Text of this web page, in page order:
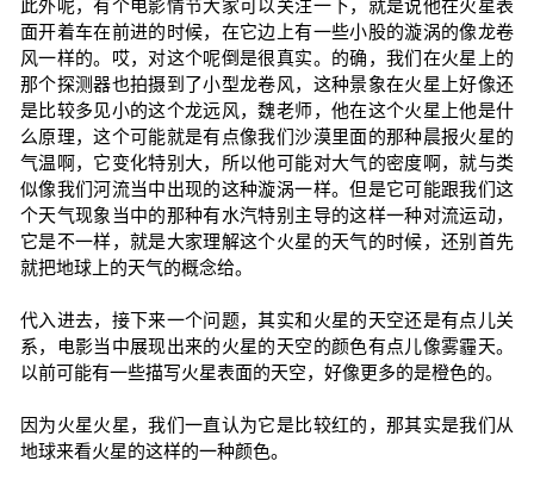
此外呢，有个电影情节大家可以关注一下，就是说他在火星表
面开着车在前进的时候，在它边上有一些小股的漩涡的像龙卷
风一样的。哎，对这个呢倒是很真实。的确，我们在火星上的
那个探测器也拍摄到了小型龙卷风，这种景象在火星上好像还
是比较多见小的这个龙远风，魏老师，他在这个火星上他是什
么原理，这个可能就是有点像我们沙漠里面的那种晨报火星的
气温啊，它变化特别大，所以他可能对大气的密度啊，就与类
似像我们河流当中出现的这种漩涡一样。但是它可能跟我们这
个天气现象当中的那种有水汽特别主导的这样一种对流运动，
它是不一样，就是大家理解这个火星的天气的时候，还别首先
就把地球上的天气的概念给。
代入进去，接下来一个问题，其实和火星的天空还是有点儿关
系，电影当中展现出来的火星的天空的颜色有点儿像雾霾天。
以前可能有一些描写火星表面的天空，好像更多的是橙色的。
因为火星火星，我们一直认为它是比较红的，那其实是我们从
地球来看火星的这样的一种颜色。